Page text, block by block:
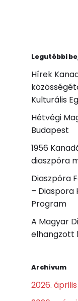
Legutóbbi
Hírek
Kulturális
Hétvégi
Budapest
1956
diaszpóra
Diaszpóra
– Diaspora
Program
A Magyar
elhangzott
Archívum
2026. április